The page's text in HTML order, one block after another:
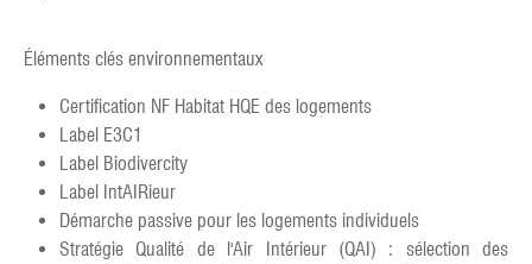
Éléments clés environnementaux
Certification NF Habitat HQE des logements
Label E3C1
Label Biodivercity
Label IntAIRieur
Démarche passive pour les logements individuels
Stratégie Qualité de l'Air Intérieur (QAI) : sélection des